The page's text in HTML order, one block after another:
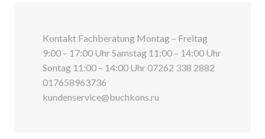
Kontakt Fachberatung Montag – Freitag
9:00 – 17:00 Uhr Samstag 11:00 – 14:00 Uhr
Sontag 11:00 – 14:00 Uhr 07262 338 2882
017658963736
kundenservice@buchkons.ru